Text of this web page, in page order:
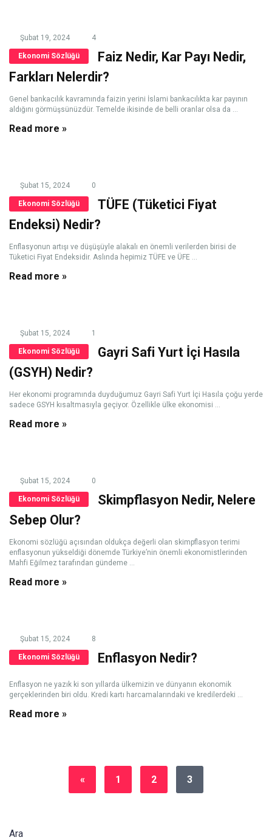
Şubat 19, 2024 4
Ekonomi Sözlüğü
Faiz Nedir, Kar Payı Nedir,
Farkları Nelerdir?
Genel bankacılık kavramında faizin yerini İslami bankacılıkta kar payının
aldığını görmüşsünüzdür. Temelde ikisinde de belli oranlar olsa da ...
Read more »
Şubat 15, 2024 0
Ekonomi Sözlüğü
TÜFE (Tüketici Fiyat
Endeksi) Nedir?
Enflasyonun artışı ve düşüşüyle alakalı en önemli verilerden birisi de
Tüketici Fiyat Endeksidir. Aslında hepimiz TÜFE ve ÜFE ...
Read more »
Şubat 15, 2024 1
Ekonomi Sözlüğü
Gayri Safi Yurt İçi Hasıla
(GSYH) Nedir?
Her ekonomi programında duyduğumuz Gayri Safi Yurt İçi Hasıla çoğu yerde
sadece GSYH kısaltmasıyla geçiyor. Özellikle ülke ekonomisi ...
Read more »
Şubat 15, 2024 0
Ekonomi Sözlüğü
Skimpflasyon Nedir, Nelere
Sebep Olur?
Ekonomi sözlüğü açısından oldukça değerli olan skimpflasyon terimi
enflasyonun yükseldiği dönemde Türkiye’nin önemli ekonomistlerinden
Mahfi Eğilmez tarafından gündeme ...
Read more »
Şubat 15, 2024 8
Ekonomi Sözlüğü Enflasyon Nedir?
Enflasyon ne yazık ki son yıllarda ülkemizin ve dünyanın ekonomik
gerçeklerinden biri oldu. Kredi kartı harcamalarındaki ve kredilerdeki ...
Read more »
« 1 2 3
Ara